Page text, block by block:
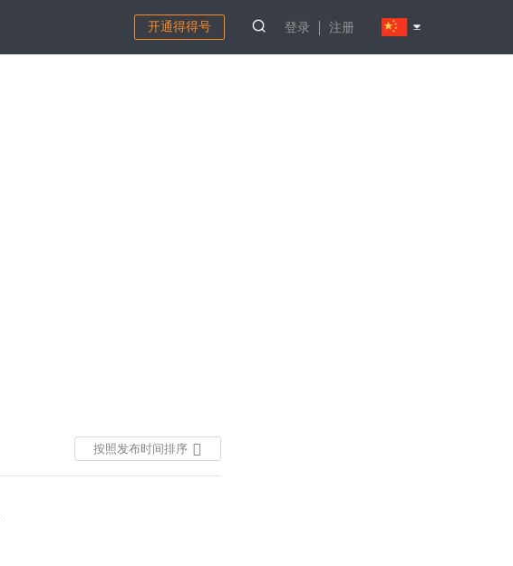
开通得得号 登录 注册
按照发布时间排序
按照发布时间排序